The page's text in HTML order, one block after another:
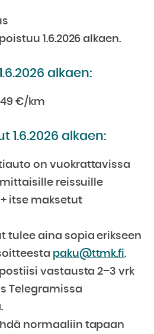
1.6.2026 alkaen.
alkaen:
€/km
1.6.2026 alkaen:
on vuokrattavissa
reissuille
itse maksetut
tulee aina sopia erikseen
paku@ttmk.fi.
vastausta 2–3 vrk
Telegramissa
normaaliin tapaan